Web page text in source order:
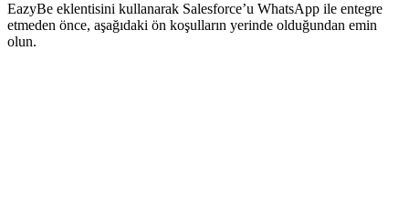
EazyBe eklentisini kullanarak Salesforce’u WhatsApp ile entegre
etmeden önce, aşağıdaki ön koşulların yerinde olduğundan emin
olun.